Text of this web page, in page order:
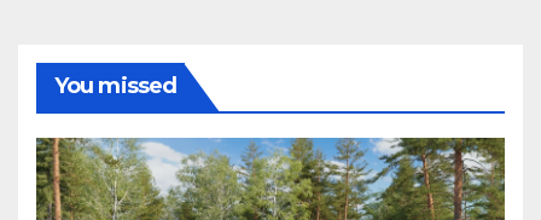
You missed